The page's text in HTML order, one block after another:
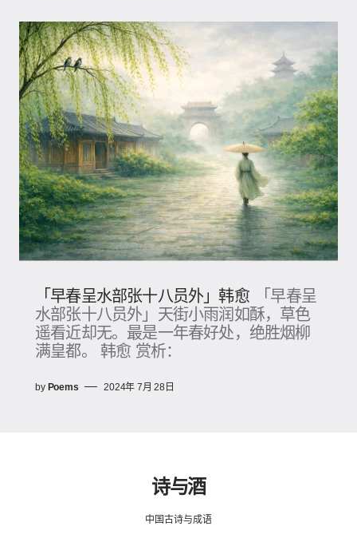
「早春呈水部张十八员外」韩愈
「早春呈
水部张十八员外」天街小雨润如酥，草色
遥看近却无。最是一年春好处，绝胜烟柳
满皇都。 韩愈 赏析：
by Poems 2024年 7月 28日
诗与酒
中国古诗与成语